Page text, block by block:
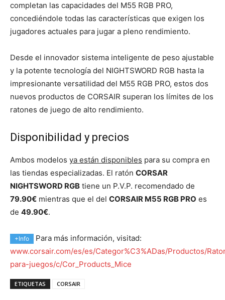
completan las capacidades del M55 RGB PRO,
concediéndole todas las características que exigen los
jugadores actuales para jugar a pleno rendimiento.
Desde el innovador sistema inteligente de peso ajustable
y la potente tecnología del NIGHTSWORD RGB hasta la
impresionante versatilidad del M55 RGB PRO, estos dos
nuevos productos de CORSAIR superan los límites de los
ratones de juego de alto rendimiento.
Disponibilidad y precios
Ambos modelos ya están disponibles para su compra en
las tiendas especializadas. El ratón CORSAR
NIGHTSWORD RGB tiene un P.V.P. recomendado de
79.90€ mientras que el del CORSAIR M55 RGB PRO es
de 49.90€.
+Info
Para más información, visitad:
www.corsair.com/es/es/Categor%C3%ADas/Productos/
para-juegos/c/Cor_Products_Mice
ETIQUETAS CORSAIR